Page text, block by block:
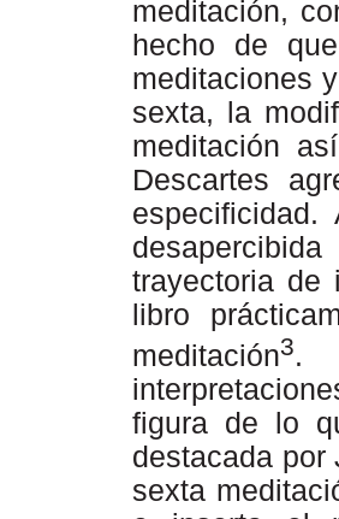
meditación,
hecho de
meditaciones
sexta, la
meditación
Descartes
desapercibida
trayectoria de
libro
meditación3.
figura de lo
destacada por
sexta